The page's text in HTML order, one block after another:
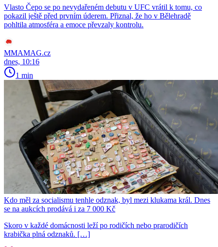
Vlasto Čepo se po nevydařeném debutu v UFC vrátil k tomu, co
pokazil ještě před prvním úderem. Přiznal, že ho v Bělehradě
pohltila atmosféra a emoce převzaly kontrolu.
MMAMAG.cz
dnes, 10:16
1 min
Kdo měl za socialismu tenhle odznak, byl mezi klukama král. Dnes
se na aukcích prodává i za 7 000 Kč
Skoro v každé domácnosti leží po rodičích nebo prarodičích
krabička plná odznaků. […]